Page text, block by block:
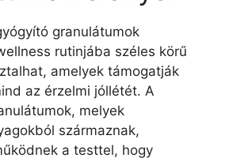
granulátumok
rutinjába széles körű
amelyek támogatják
az érzelmi jóllétét. A
melyek
származnak,
a testtel, hogy